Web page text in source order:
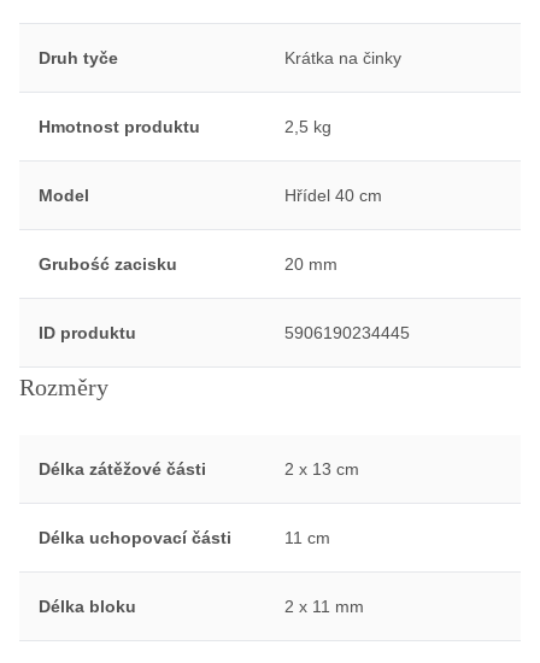
Druh tyče Krátka na činky
Hmotnost produktu 2,5 kg
Model Hřídel 40 cm
Grubość zacisku 20 mm
ID produktu 5906190234445
Rozměry
Délka zátěžové části 2 x 13 cm
Délka uchopovací části 11 cm
Délka bloku 2 x 11 mm